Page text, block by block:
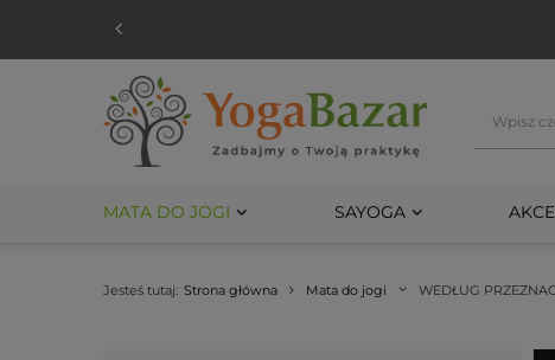
MATA DO JOGI SAYOGA
Jesteś tutaj: Strona główna Mata do jogi WEDŁUG